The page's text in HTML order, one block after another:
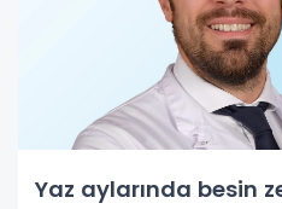
Yaz aylarında besin